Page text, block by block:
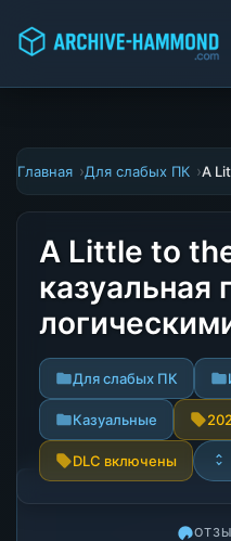
Главная Для слабых ПК A
A Little to
казуальная
Для слабых ПК
Казуальные
DLC включены